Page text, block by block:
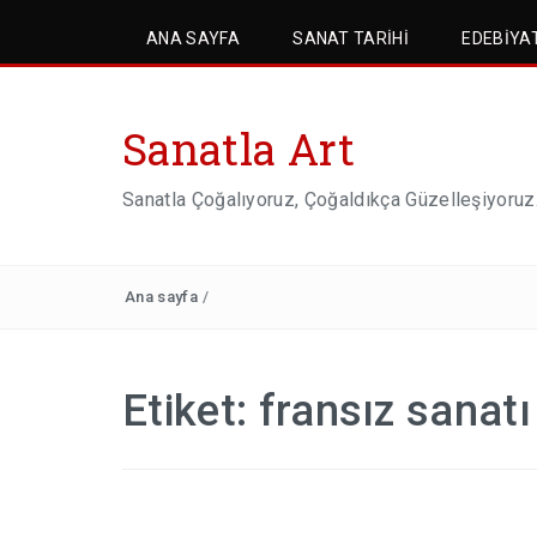
ANA SAYFA SANAT TARIHI
Sanatla Art
Sanatla Çoğalıyoruz, Çoğaldıkça Güzelleşiyoruz.
Ana sayfa /
Etiket: fransız sanatı